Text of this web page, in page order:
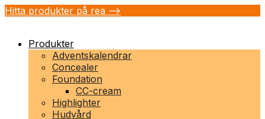
Hitta produkter på rea -->
Produkter
Adventskalendrar
Concealer
Foundation
CC-cream
Highlighter
Hudvård